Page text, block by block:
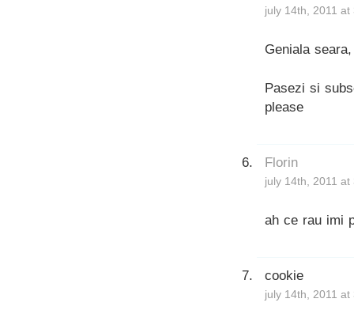
july 14th, 2011 at
Geniala
Pasezi si
please
Florin
july 14th, 2011 at
ah ce rau imi
cookie
july 14th, 2011 at